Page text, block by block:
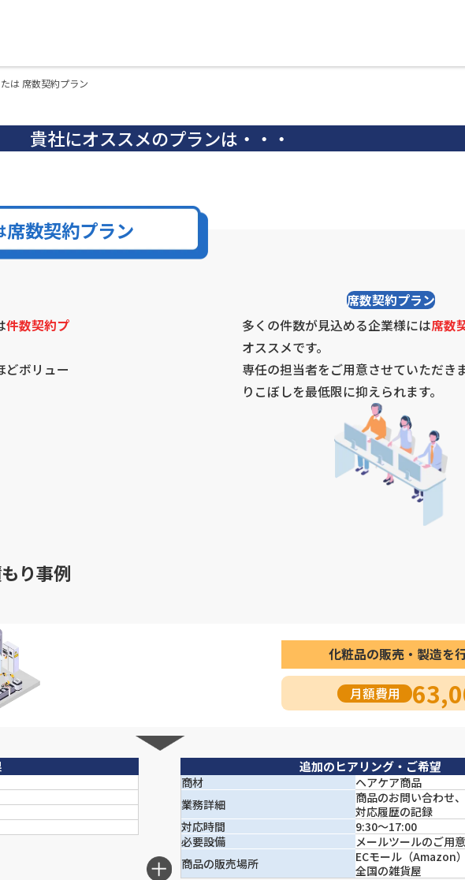
は 席数契約プラン
貴社にオススメのプランは・・・
席数契約プラン
件数契約プ
どボリュー
席数契約プラン
多くの件数が見込める企業様には席数
オススメです。
専任の担当者をご用意させていただき
りこぼしを最低限に抑えられます。
り事例
化粧品の販売・製造を
月額費用
追加のヒアリング・ご希望
商材
ヘアケア商品
業務詳細
商品のお問い合わせ、
対応履歴の記録
対応時間
9:30～17:00
必要設備
メールツールのご用
商品の販売場所
ECモール（Amazon）
全国の雑貨屋